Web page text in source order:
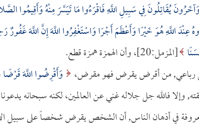
يُقَاتِلُونَ فِي سَبِيلِ اللَّهِ فَاقْرَءُوا مَا تَيَسَّرَ مِنْهُ وَأَقِيمُوا
اللَّهِ هُوَ خَيْرًا وَأَعْظَمَ أَجْرًا وَاسْتَغْفِرُوا اللَّهَ إِنَّ اللَّهَ غَفُورٌ
[المزمل:20]، وأن الهمزة همزة قطع.
رباعي, من أقرض يقرض فهو مقرض،
وَأَقْرِضُوا اللَّهَ
وإلا فالله جل جلاله غني عن العالمين، لكنه سبحانه يدعونا
في أذهان الناس, أن الشخص يقرض شخصاً على سبيل